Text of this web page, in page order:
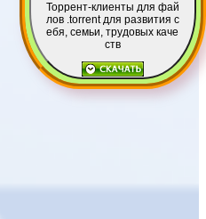
Торрент-клиенты для фай
лов .torrent для развития с
ебя, семьи, трудовых каче
ств